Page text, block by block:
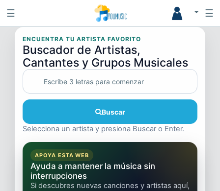
☰ ☰
ENCUENTRA TU ARTISTA FAVORITO
Buscador de Artistas,
Cantantes y Grupos Musicales
Buscar
Selecciona un artista y presiona Buscar o Enter.
APOYA ESTA WEB
Ayuda a mantener la música sin
interrupciones
Si descubres nuevas canciones y artistas aquí,